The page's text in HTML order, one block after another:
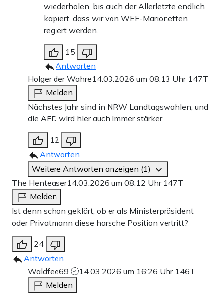
wiederholen, bis auch der Allerletzte endlich
kapiert, dass wir von WEF-Marionetten
regiert werden.
15
Antworten
Holger der Wahre14.03.2026 um 08:13 Uhr 147T
Melden
Nächstes Jahr sind in NRW Landtagswahlen, und
die AFD wird hier auch immer stärker.
12
Antworten
Weitere Antworten anzeigen (1)
The Henteaser14.03.2026 um 08:12 Uhr 147T
Melden
Ist denn schon geklärt, ob er als Ministerpräsident
oder Privatmann diese harsche Position vertritt?
24
Antworten
Waldfee69
14.03.2026 um 16:26 Uhr 146T
Melden